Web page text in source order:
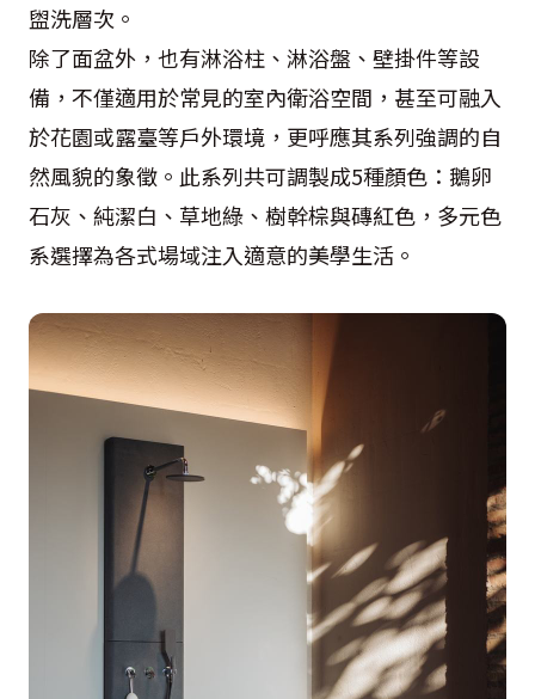
盥洗層次。
除了面盆外，也有淋浴柱、淋浴盤、壁掛件等設
備，不僅適用於常見的室內衛浴空間，甚至可融入
於花園或露臺等戶外環境，更呼應其系列強調的自
然風貌的象徵。此系列共可調製成5種顏色：鵝卵
石灰、純潔白、草地綠、樹幹棕與磚紅色，多元色
系選擇為各式場域注入適意的美學生活。